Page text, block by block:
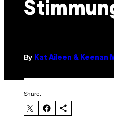
By Kat Aileen & Keenan
Share: